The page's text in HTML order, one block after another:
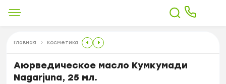
Главная Косметика
Аюрведическое масло Кумкумади
Nagarjuna, 25 мл.